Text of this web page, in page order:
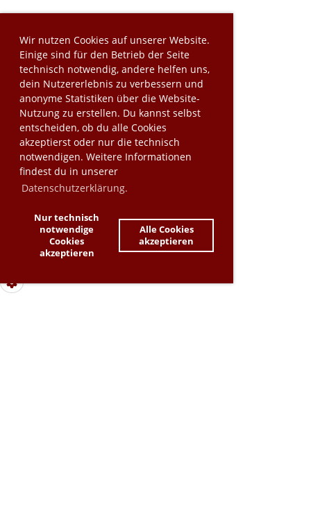
Wir nutzen Cookies auf unserer Website.
Einige sind für den Betrieb der Seite
technisch notwendig, andere helfen uns,
dein Nutzererlebnis zu verbessern und
anonyme Statistiken über die Website-
Nutzung zu erstellen. Du kannst selbst
entscheiden, ob du alle Cookies
akzeptierst oder nur die technisch
notwendigen. Weitere Informationen
findest du in unserer
Datenschutzerklärung.
Nur technisch
notwendige
Cookies
akzeptieren
Alle Cookies
akzeptieren